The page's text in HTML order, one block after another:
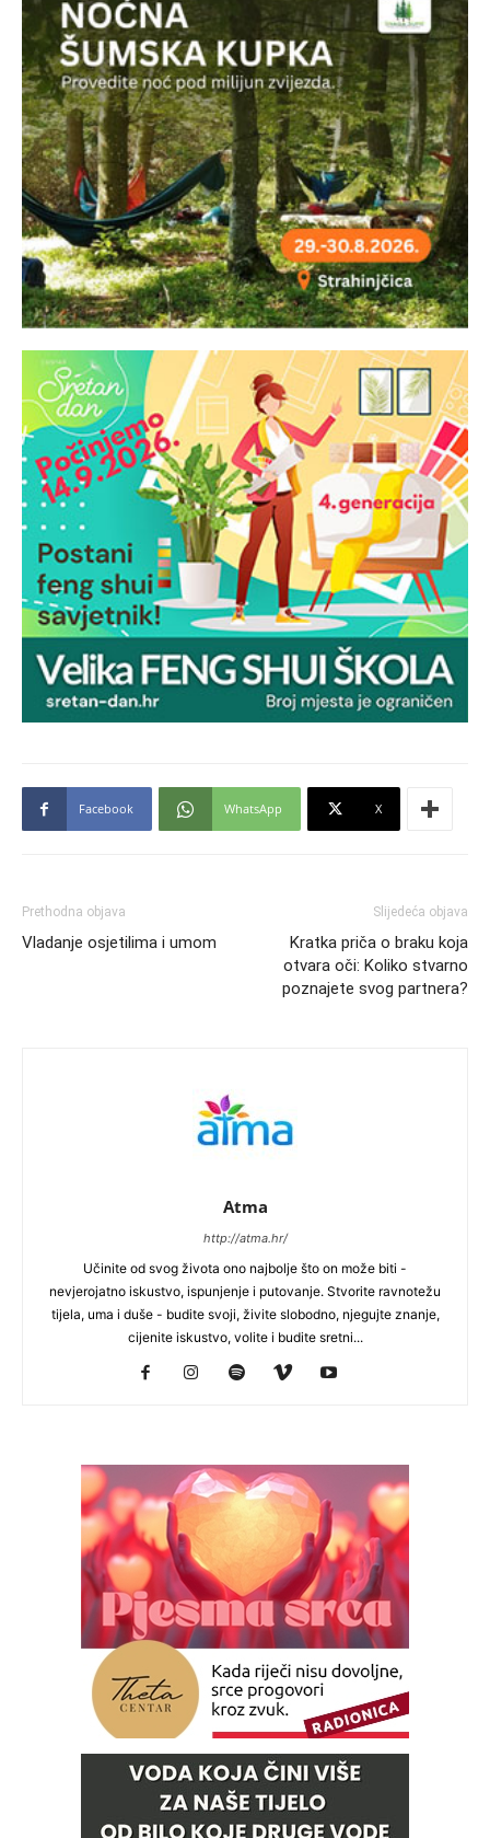
Facebook WhatsApp X
Prethodna objava
Vladanje osjetilima i umom
Slijedeća objava
Kratka priča o braku koja
otvara oči: Koliko stvarno
poznajete svog partnera?
Atma
http://atma.hr/
Učinite od svog života ono najbolje što on može biti -
nevjerojatno iskustvo, ispunjenje i putovanje. Stvorite ravnotežu
tijela, uma i duše - budite svoji, živite slobodno, njegujte znanje,
cijenite iskustvo, volite i budite sretni...